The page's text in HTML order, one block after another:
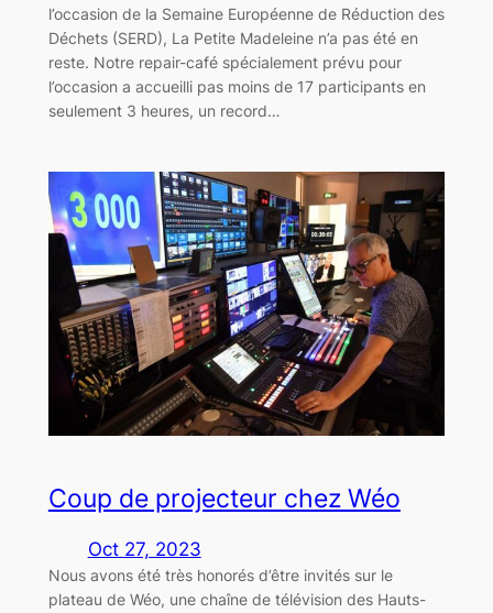
l’occasion de la Semaine Européenne de Réduction des
Déchets (SERD), La Petite Madeleine n’a pas été en
reste. Notre repair-café spécialement prévu pour
l’occasion a accueilli pas moins de 17 participants en
seulement 3 heures, un record…
Coup de projecteur chez Wéo
Oct 27, 2023
Nous avons été très honorés d’être invités sur le
plateau de Wéo, une chaîne de télévision des Hauts-